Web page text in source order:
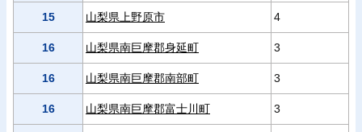
15 山梨県上野原市 4
16 山梨県南巨摩郡身延町 3
16 山梨県南巨摩郡南部町 3
16 山梨県南巨摩郡富士川町 3